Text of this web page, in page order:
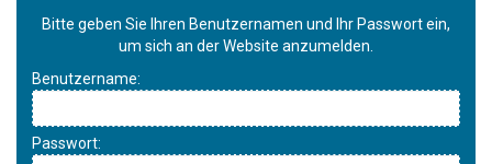
Bitte geben Sie Ihren Benutzernamen und Ihr Passwort ein,
um sich an der Website anzumelden.
Benutzername:
Passwort: